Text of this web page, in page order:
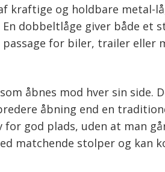
kraftige og holdbare metal-
dobbeltlåge giver både et
for biler, trailer eller
åbnes mod hver sin side.
åbning end en
god plads, uden at man
matchende stolper og kan